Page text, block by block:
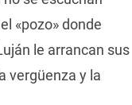
«pozo» donde
le arrancan sus
vergüenza y la